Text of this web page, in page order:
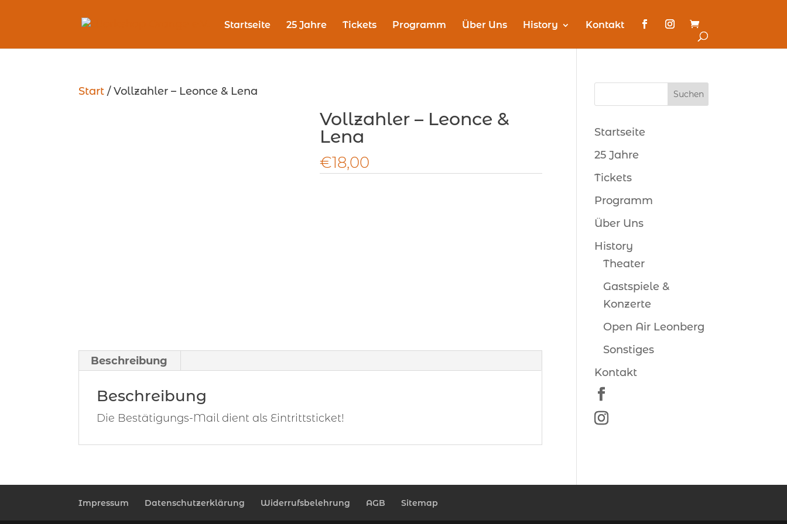
Startseite 25 Jahre Tickets Programm Über Uns History Kontakt
Start / Vollzahler – Leonce & Lena
Vollzahler – Leonce &
Lena
€18,00
Beschreibung
Beschreibung
Die Bestätigungs-Mail dient als Eintrittsticket!
Startseite
25 Jahre
Tickets
Programm
Über Uns
History
Theater
Gastspiele &
Konzerte
Open Air Leonberg
Sonstiges
Kontakt
Impressum Datenschutzerklärung Widerrufsbelehrung AGB Sitemap